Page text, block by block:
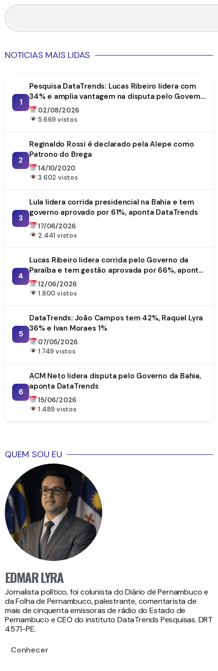
NOTICIAS MAIS LIDAS
1
Pesquisa DataTrends: Lucas Ribeiro lidera com
34% e amplia vantagem na disputa pelo Governo
da Paraíba
02/08/2026
5.669 vistos
2
Reginaldo Rossi é declarado pela Alepe como
Patrono do Brega
14/10/2020
3.602 vistos
3
Lula lidera corrida presidencial na Bahia e tem
governo aprovado por 61%, aponta DataTrends
17/06/2026
2.441 vistos
4
Lucas Ribeiro lidera corrida pelo Governo da
Paraíba e tem gestão aprovada por 66%, aponta
DataTrends
12/06/2026
1.800 vistos
5
DataTrends: João Campos tem 42%, Raquel Lyra
36% e Ivan Moraes 1%
07/05/2026
1.749 vistos
6
ACM Neto lidera disputa pelo Governo da Bahia,
aponta DataTrends
15/06/2026
1.489 vistos
QUEM SOU EU
EDMAR LYRA
Jornalista político, foi colunista do Diário de Pernambuco e
da Folha de Pernambuco, palestrante, comentarista de
mais de cinquenta emissoras de rádio do Estado de
Pernambuco e CEO do instituto DataTrends Pesquisas. DRT
4571-PE.
Conhecer